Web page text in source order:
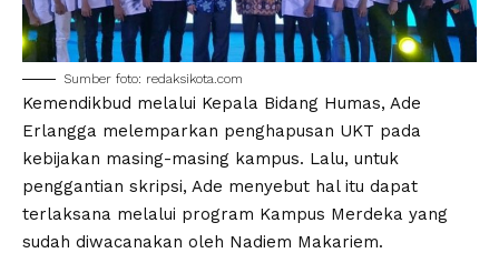
Sumber foto: redaksikota.com
Kemendikbud melalui Kepala Bidang Humas, Ade
Erlangga melemparkan penghapusan UKT pada
kebijakan masing-masing kampus. Lalu, untuk
penggantian skripsi, Ade menyebut hal itu dapat
terlaksana melalui program Kampus Merdeka yang
sudah diwacanakan oleh Nadiem Makariem.